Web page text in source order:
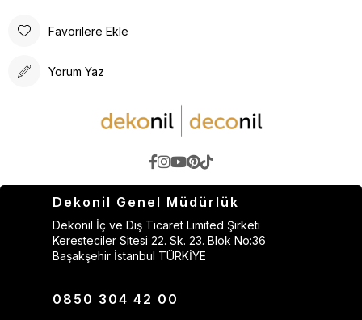
Favorilere Ekle
Yorum Yaz
Dekonil Genel Müdürlük
Dekonil İç ve Dış Ticaret Limited Şirketi
Keresteciler Sitesi 22. Sk. 23. Blok No:36
Başakşehir İstanbul TÜRKİYE
0850 304 42 00